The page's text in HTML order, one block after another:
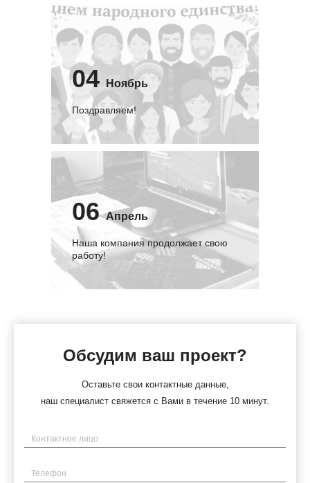
04 Ноябрь
Поздравляем!
06 Апрель
Наша компания продолжает свою
работу!
Обсудим ваш проект?
Оставьте свои контактные данные,
наш специалист свяжется с Вами в течение 10 минут.
Имя
Телефон